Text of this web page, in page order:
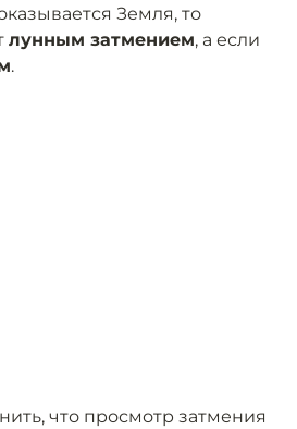
Земля, то
лунным затмением, а если
.
что просмотр затмения